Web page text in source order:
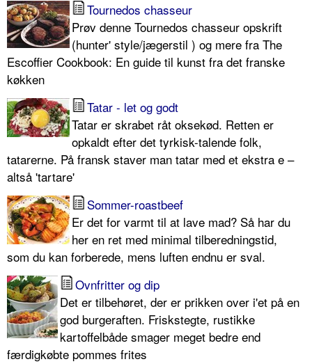
Tournedos chasseur
Prøv denne Tournedos chasseur opskrift
(hunter' style/jægerstil ) og mere fra The
Escoffier Cookbook: En guide til kunst fra det franske
køkken
Tatar - let og godt
Tatar er skrabet råt oksekød. Retten er
opkaldt efter det tyrkisk-talende folk,
tatarerne. På fransk staver man tatar med et ekstra e –
altså 'tartare'
Sommer-roastbeef
Er det for varmt til at lave mad? Så har du
her en ret med minimal tilberedningstid,
som du kan forberede, mens luften endnu er sval.
Ovnfritter og dip
Det er tilbehøret, der er prikken over i'et på en
god burgeraften. Friskstegte, rustikke
kartoffelbåde smager meget bedre end
færdigkøbte pommes frites